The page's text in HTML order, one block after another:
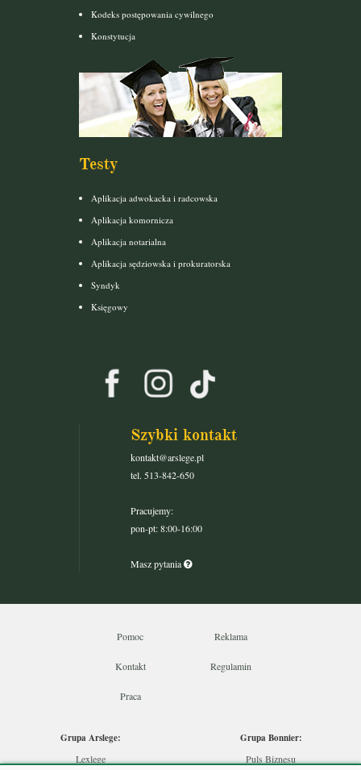
Kodeks postępowania cywilnego
Konstytucja
Testy
Aplikacja adwokacka i radcowska
Aplikacja komornicza
Aplikacja notarialna
Aplikacja sędziowska i prokuratorska
Syndyk
Księgowy
Szybki kontakt
kontakt@arslege.pl
tel. 513-842-650
Pracujemy:
pon-pt: 8:00-16:00
Masz pytania
Pomoc Reklama
Kontakt Regulamin
Praca
Grupa Arslege:
Lexlege
Grupa Bonnier:
Puls Biznesu